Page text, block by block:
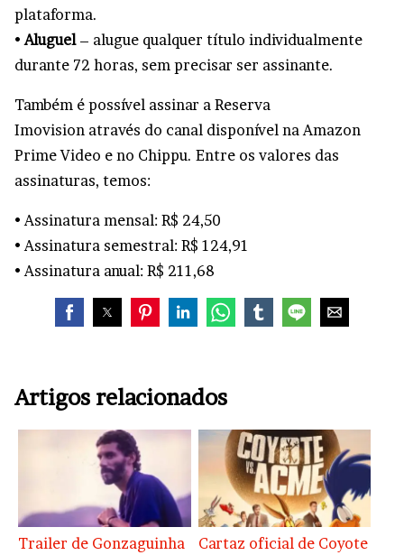
plataforma.
•Aluguel– alugue qualquer título individualmente
durante 72 horas, sem precisar ser assinante.
Também é possível assinar a Reserva
Imovision através do canal disponível na Amazon
Prime Video e no Chippu. Entre os valores das
assinaturas, temos:
• Assinatura mensal: R$ 24,50
• Assinatura semestral: R$ 124,91
• Assinatura anual: R$ 211,68
Artigos relacionados
Trailer de Gonzaguinha
Cartaz oficial de Coyote